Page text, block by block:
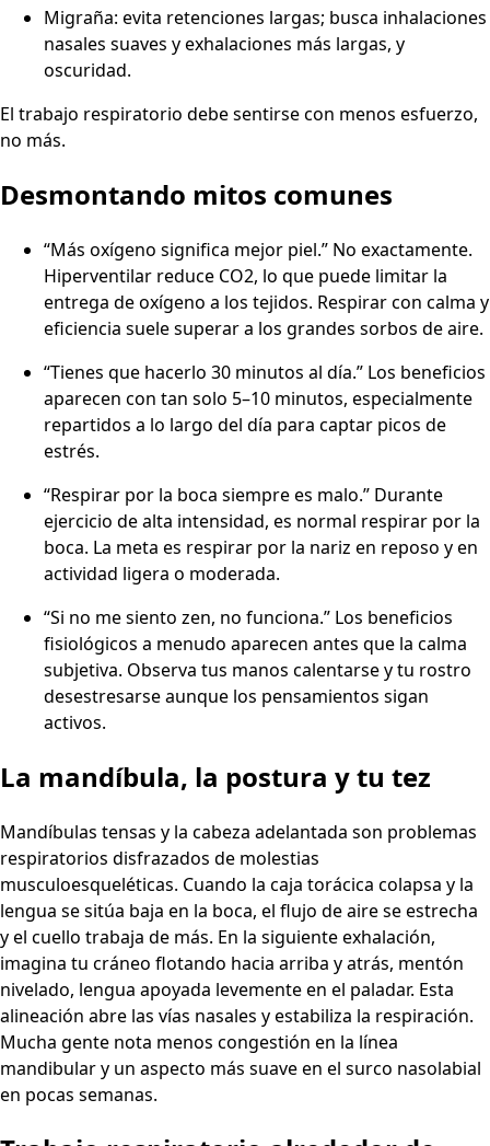
Migraña: evita retenciones largas; busca inhalaciones
nasales suaves y exhalaciones más largas, y
oscuridad.
El trabajo respiratorio debe sentirse con menos esfuerzo,
no más.
Desmontando mitos comunes
“Más oxígeno significa mejor piel.” No exactamente.
Hiperventilar reduce CO2, lo que puede limitar la
entrega de oxígeno a los tejidos. Respirar con calma y
eficiencia suele superar a los grandes sorbos de aire.
“Tienes que hacerlo 30 minutos al día.” Los beneficios
aparecen con tan solo 5–10 minutos, especialmente
repartidos a lo largo del día para captar picos de
estrés.
“Respirar por la boca siempre es malo.” Durante
ejercicio de alta intensidad, es normal respirar por la
boca. La meta es respirar por la nariz en reposo y en
actividad ligera o moderada.
“Si no me siento zen, no funciona.” Los beneficios
fisiológicos a menudo aparecen antes que la calma
subjetiva. Observa tus manos calentarse y tu rostro
desestresarse aunque los pensamientos sigan
activos.
La mandíbula, la postura y tu tez
Mandíbulas tensas y la cabeza adelantada son problemas
respiratorios disfrazados de molestias
musculoesqueléticas. Cuando la caja torácica colapsa y la
lengua se sitúa baja en la boca, el flujo de aire se estrecha
y el cuello trabaja de más. En la siguiente exhalación,
imagina tu cráneo flotando hacia arriba y atrás, mentón
nivelado, lengua apoyada levemente en el paladar. Esta
alineación abre las vías nasales y estabiliza la respiración.
Mucha gente nota menos congestión en la línea
mandibular y un aspecto más suave en el surco nasolabial
en pocas semanas.